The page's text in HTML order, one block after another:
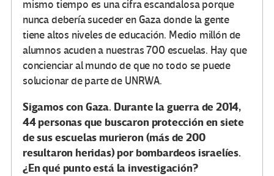
mismo tiempo es una cifra escandalosa porque
nunca debería suceder en Gaza donde la gente
tiene altos niveles de educación. Medio millón de
alumnos acuden a nuestras 700 escuelas. Hay que
concienciar al mundo de que no todo se puede
solucionar de parte de UNRWA.
Sigamos con Gaza. Durante la guerra de 2014,
44 personas que buscaron protección en siete
de sus escuelas murieron (más de 200
resultaron heridas) por bombardeos israelíes.
¿En qué punto está la investigación?